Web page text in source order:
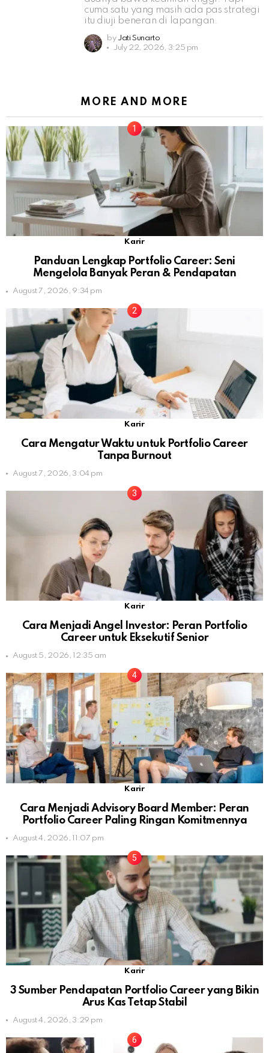
cuma satu yang masih ada pas strategi
itu diuji beneran di lapangan.
by Jati Sunarto
July 22, 2026, 3:25 pm
MORE AND MORE
Karir
Panduan Lengkap Portfolio Career: Seni
Mengelola Banyak Peran & Pendapatan
August 7, 2026, 9:34 pm
Karir
Cara Mengatur Waktu untuk Portfolio Career
Tanpa Burnout
August 7, 2026, 3:04 pm
Karir
Cara Menjadi Angel Investor: Peran Portfolio
Career untuk Eksekutif Senior
August 5, 2026, 12:35 am
Karir
Cara Menjadi Advisory Board Member: Peran
Portfolio Career Paling Ringan Komitmennya
August 4, 2026, 11:07 pm
Karir
3 Sumber Pendapatan Portfolio Career yang Bikin
Arus Kas Tetap Stabil
August 4, 2026, 3:29 pm